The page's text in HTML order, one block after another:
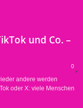
und Co. –
0
andere werden
oder X: viele Menschen